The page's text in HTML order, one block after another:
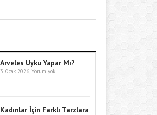
Arveles Uyku Yapar Mı?
3 Ocak 2026, Yorum yok
Kadınlar İçin Farklı Tarzlara